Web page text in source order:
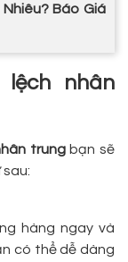
Báo Giá
nhân
trungbạn sẽ
hàng ngay và
có thể dễ dàng